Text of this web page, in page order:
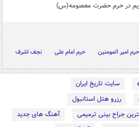
در حرم حضرت معصومه(س)
حرم امیر المومنین حرم امام علی نجف اشرف
سایت تاریخ ایران
رزرو هتل استانبول
جراح بینی ترمیمی
آهنگ های جدید